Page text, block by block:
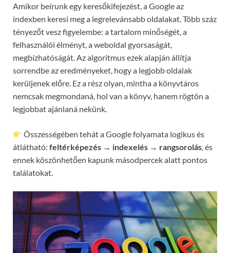
Amikor beírunk egy keresőkifejezést, a Google az
indexben keresi meg a legrelevánsabb oldalakat. Több száz
tényezőt vesz figyelembe: a tartalom minőségét, a
felhasználói élményt, a weboldal gyorsaságát,
megbízhatóságát. Az algoritmus ezek alapján állítja
sorrendbe az eredményeket, hogy a legjobb oldalak
kerüljenek előre. Ez a rész olyan, mintha a könyvtáros
nemcsak megmondaná, hol van a könyv, hanem rögtön a
legjobbat ajánlaná nekünk.
Összességében tehát a Google folyamata logikus és
átlátható: feltérképezés → indexelés → rangsorolás, és
ennek köszönhetően kapunk másodpercek alatt pontos
találatokat.